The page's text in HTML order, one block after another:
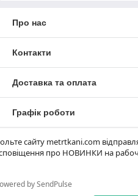
сайту metrtkani.com
про НОВИНКИ на
by SendPulse
Про нас
Контакти
Доставка та оплата
Графік роботи
Повна версія сайту